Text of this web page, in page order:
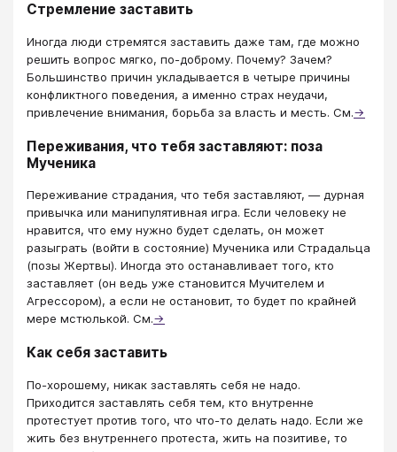
Стремление заставить
Иногда люди стремятся заставить даже там, где можно
решить вопрос мягко, по-доброму. Почему? Зачем?
Большинство причин укладывается в четыре причины
конфликтного поведения, а именно страх неудачи,
привлечение внимания, борьба за власть и месть. См.→
Переживания, что тебя заставляют: поза
Мученика
Переживание страдания, что тебя заставляют, — дурная
привычка или манипулятивная игра. Если человеку не
нравится, что ему нужно будет сделать, он может
разыграть (войти в состояние) Мученика или Страдальца
(позы Жертвы). Иногда это останавливает того, кто
заставляет (он ведь уже становится Мучителем и
Агрессором), а если не остановит, то будет по крайней
мере мстюлькой. См.→
Как себя заставить
По-хорошему, никак заставлять себя не надо.
Приходится заставлять себя тем, кто внутренне
протестует против того, что что-то делать надо. Если же
жить без внутреннего протеста, жить на позитиве, то